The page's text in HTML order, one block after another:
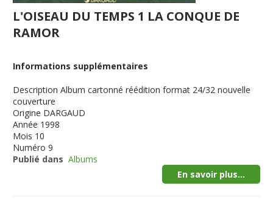
L'OISEAU DU TEMPS 1 LA CONQUE DE
RAMOR
Informations supplémentaires
Description Album cartonné réédition format 24/32 nouvelle
couverture
Origine DARGAUD
Année 1998
Mois 10
Numéro 9
Publié dans Albums
En savoir plus...